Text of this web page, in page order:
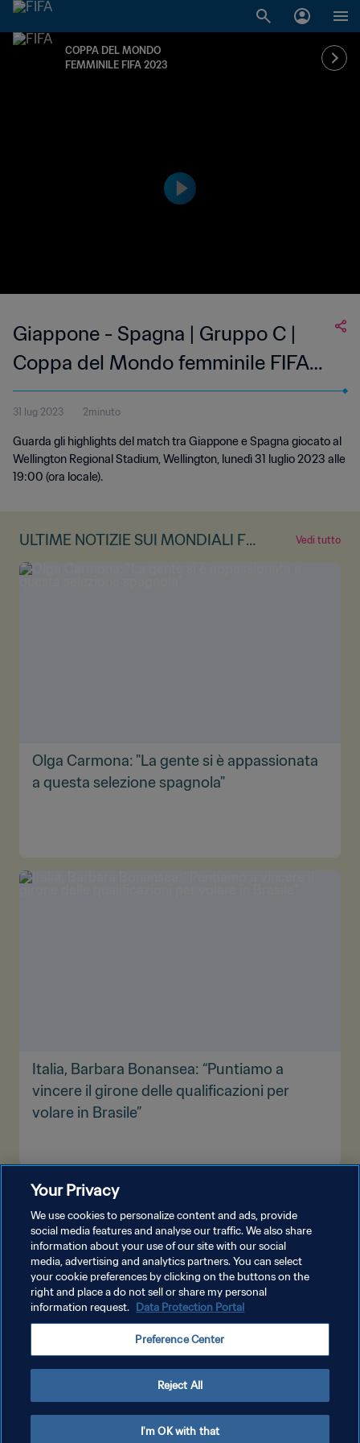
COPPA DEL MONDO
FEMMINILE FIFA 2023
Giappone - Spagna | Gruppo C |
Coppa del Mondo femminile FIFA
Australia & Nuova Zelanda 2023 |
Highlights senza cronaca
31 lug 2023 2minuto
Guarda gli highlights del match tra Giappone e Spagna giocato al
Wellington Regional Stadium, Wellington, lunedì 31 luglio 2023 alle
19:00 (ora locale).
ULTIME NOTIZIE SUI MONDIALI FE
MMINILI
Vedi tutto
Olga Carmona: "La gente si è appassionata
a questa selezione spagnola"
Italia, Barbara Bonansea: “Puntiamo a
vincere il girone delle qualificazioni per
volare in Brasile”
PRIVACY POLICY
GESTISCI LE TUE PREFERENZE PER I COOKIES
Copyright © 1994 - 2026 FIFA. Tutti i diritti riservati.
Your Privacy
We use cookies to personalize content and ads, provide
social media features and analyse our traffic. We also share
information about your use of our site with our social
media, advertising and analytics partners. You can select
your cookie preferences by clicking on the buttons on the
right and place a do not sell or share my personal
information request. Data Protection Portal
Preference Center
Reject All
I'm OK with that